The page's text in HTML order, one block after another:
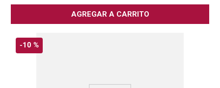
AGREGAR A CARRITO
-10 %